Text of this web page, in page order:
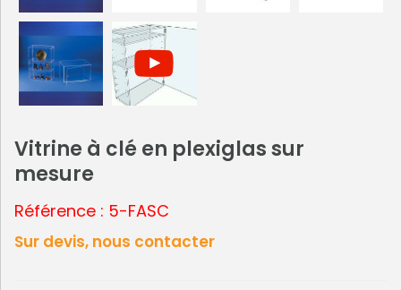
Vitrine à clé en plexiglas sur
mesure
Référence : 5-FASC
Sur devis, nous contacter